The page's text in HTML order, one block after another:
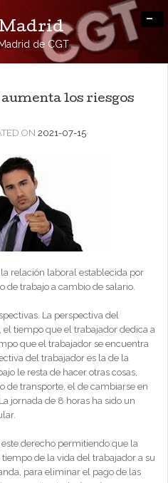
de CGT
-
los riesgos
ON 2021-07-15
relación laboral establecida por
de trabajo a cambio de salario.
La perspectiva del
tiempo que el trabajador dedica a
que el trabajador se encuentra
del trabajador es la de la
le resta de hacer otras cosas,
de transporte, el de cambiarse en
jornada de 8 horas ha sido un
derecho permitiendo que la
de la vida del trabajador a su
para eliminar el pago de las